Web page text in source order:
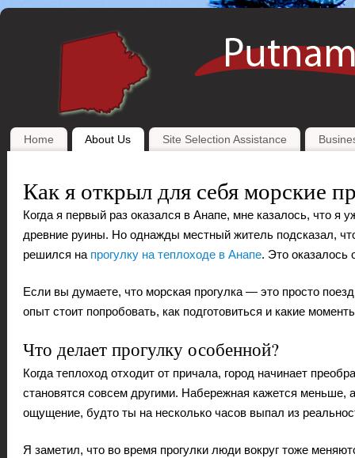
Home About Us Site Selection Assistance
Как я открыл для себя морские
Когда я первый раз оказался в Анапе, мне казалось, что
древние руины. Но однажды местный житель подсказал,
решился на прогулку на теплоходе в Анапе. Это оказалось
Если вы думаете, что морская прогулка — это просто
опыт стоит попробовать, как подготовиться и какие
Что делает прогулку особенной?
Когда теплоход отходит от причала, город начинает
становятся совсем другими. Набережная кажется
ощущение, будто ты на несколько часов выпал из
Я заметил, что во время прогулки люди вокруг тоже